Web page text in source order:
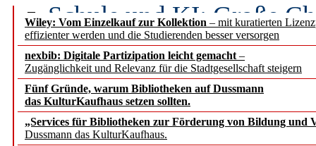
Wiley: Vom Einzelkauf zur Kollektion – mit kuratierten
effizienter werden und die Studierenden besser versorgen
nexbib: Digitale Partizipation leicht gemacht –
Zugänglichkeit und Relevanz für die Stadtgesellschaft steigern
Fünf Gründe, warum Bibliotheken auf Dussmann
das KulturKaufhaus setzen sollten.
„Services für Bibliotheken zur Förderung von Bildung und
Dussmann das KulturKaufhaus.
Schule und KI: Große
Voraussetzungen
Erfolgreiches erstes
Segment Research –
angepasst